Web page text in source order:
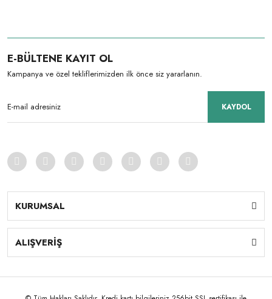
E-BÜLTENE KAYIT OL
Kampanya ve özel tekliflerimizden ilk önce siz yararlanın.
KAYDOL
KURUMSAL
ALIŞVERİŞ